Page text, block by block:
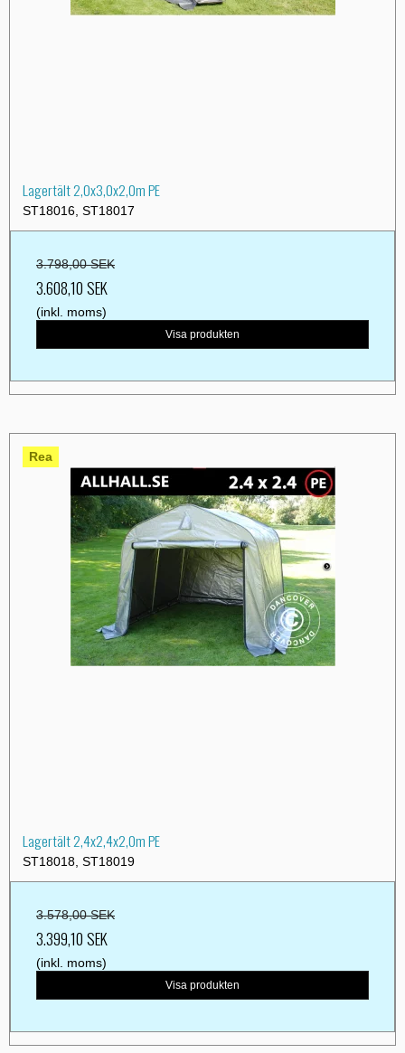
Lagertält 2,0x3,0x2,0m PE
ST18016, ST18017
3.798,00 SEK
3.608,10 SEK
(inkl. moms)
Visa produkten
Rea
Lagertält 2,4x2,4x2,0m PE
ST18018, ST18019
3.578,00 SEK
3.399,10 SEK
(inkl. moms)
Visa produkten